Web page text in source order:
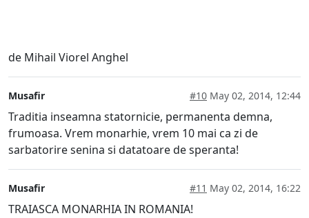
de Mihail Viorel Anghel
Musafir #10 May 02, 2014, 12:44
Traditia inseamna statornicie, permanenta demna,
frumoasa. Vrem monarhie, vrem 10 mai ca zi de
sarbatorire senina si datatoare de speranta!
Musafir #11 May 02, 2014, 16:22
TRAIASCA MONARHIA IN ROMANIA!